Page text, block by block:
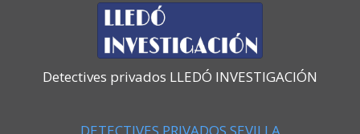
Detectives privados LLEDÓ INVESTIGACIÓN